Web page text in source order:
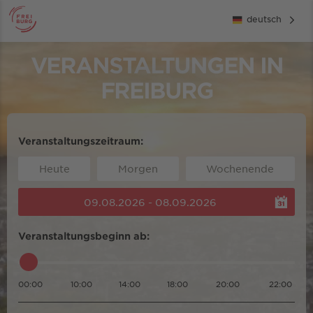
deutsch
VERANSTALTUNGEN IN
FREIBURG
Veranstaltungszeitraum:
Heute Morgen Wochenende
09.08.2026 - 08.09.2026
Veranstaltungsbeginn ab:
00:00 10:00 14:00 18:00 20:00 22:00